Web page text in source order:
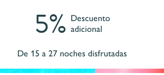
5% Descuento
adicional
De 15 a 27 noches disfrutadas